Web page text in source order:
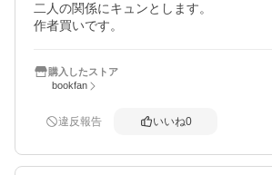
二人の関係にキュンとします。
作者買いです。
購入したストア
bookfan
違反報告 いいね0